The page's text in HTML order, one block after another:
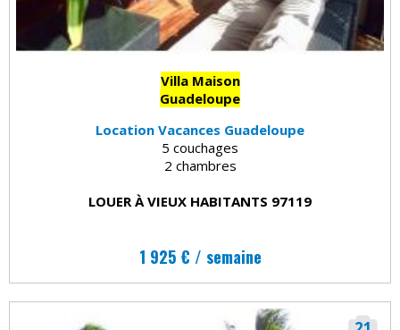
Villa Maison
Guadeloupe
Location Vacances Guadeloupe
5 couchages
2 chambres
LOUER À VIEUX HABITANTS 97119
1 925 € / semaine